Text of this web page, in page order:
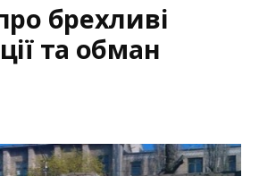
брехливі
та обман